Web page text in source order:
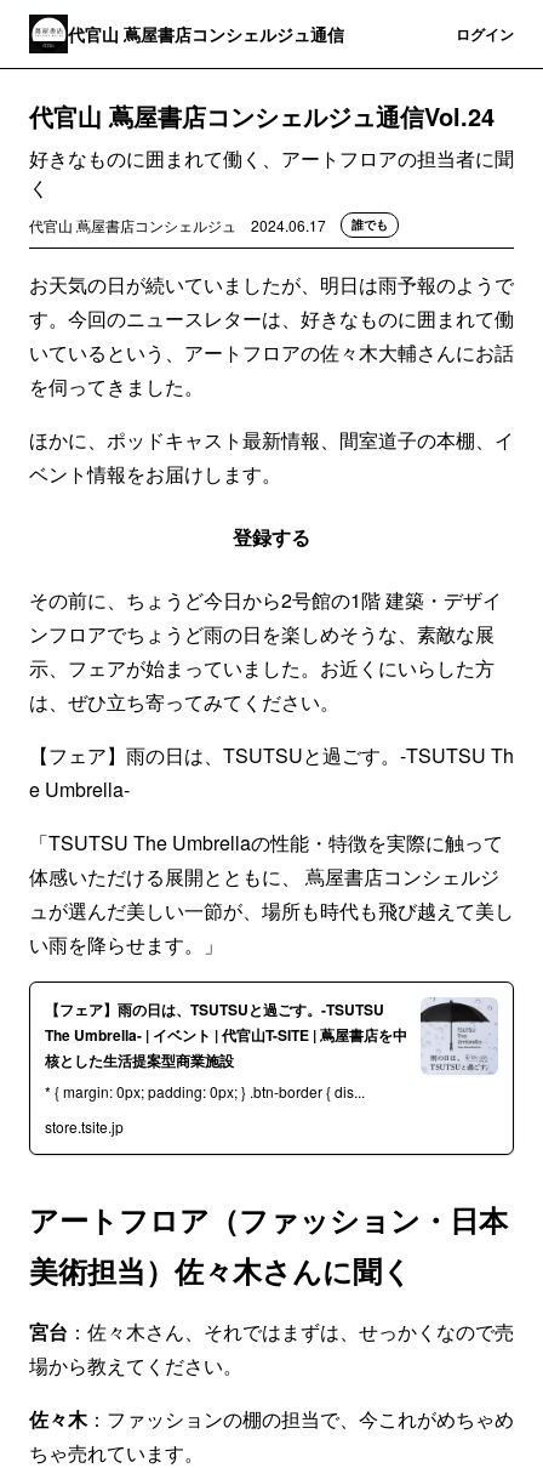
代官山 蔦屋書店コンシェルジュ通信 ログイン
代官山 蔦屋書店コンシェルジュ通信Vol.24
好きなものに囲まれて働く、アートフロアの担当者に聞
く
代官山 蔦屋書店コンシェルジュ 2024.06.17 誰でも
お天気の日が続いていましたが、明日は雨予報のようで
す。今回のニュースレターは、好きなものに囲まれて働
いているという、アートフロアの佐々木大輔さんにお話
を伺ってきました。
ほかに、ポッドキャスト最新情報、間室道子の本棚、イ
ベント情報をお届けします。
登録する
その前に、ちょうど今日から2号館の1階 建築・デザイ
ンフロアでちょうど雨の日を楽しめそうな、素敵な展
示、フェアが始まっていました。お近くにいらした方
は、ぜひ立ち寄ってみてください。
【フェア】雨の日は、TSUTSUと過ごす。-TSUTSU Th
e Umbrella-
「TSUTSU The Umbrellaの性能・特徴を実際に触って
体感いただける展開とともに、 蔦屋書店コンシェルジ
ュが選んだ美しい一節が、場所も時代も飛び越えて美し
い雨を降らせます。」
【フェア】雨の日は、TSUTSUと過ごす。-TSUTSU
The Umbrella- | イベント | 代官山T-SITE | 蔦屋書店を中
核とした生活提案型商業施設
* { margin: 0px; padding: 0px; } .btn-border { dis...
store.tsite.jp
アートフロア（ファッション・日本
美術担当）佐々木さんに聞く
宮台 ：佐々木さん、それではまずは、せっかくなので売
場から教えてください。
佐々木：ファッションの棚の担当で、今これがめちゃめ
ちゃ売れています。